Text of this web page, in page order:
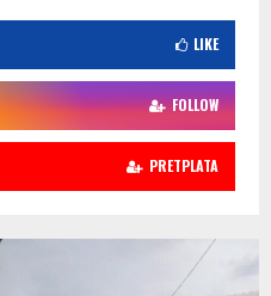
LIKE
FOLLOW
PRETPLATA